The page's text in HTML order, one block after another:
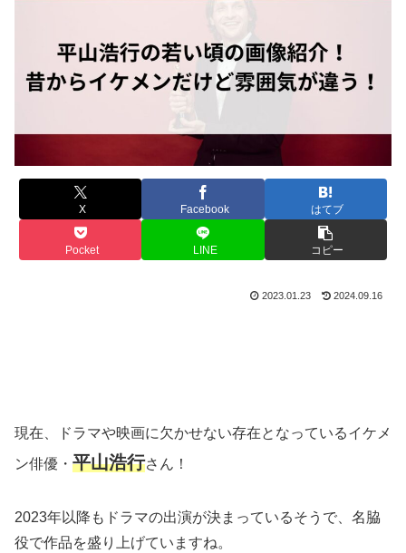
X Facebook はてブ
Pocket LINE コピー
2023.01.23 2024.09.16
現在、ドラマや映画に欠かせない存在となっているイケメ
ン俳優・ 平山浩行さん！
2023年以降もドラマの出演が決まっているそうで、名脇
役で作品を盛り上げていますね。